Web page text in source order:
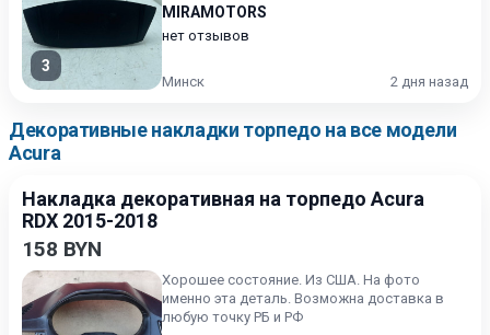
3
MIRAMOTORS
нет отзывов
Минск 2 дня назад
Декоративные накладки торпедо на все модели
Acura
Накладка декоративная на торпедо Acura
RDX 2015-2018
158 BYN
Хорошее состояние. Из США. На фото
именно эта деталь. Возможна доставка в
любую точку РБ и РФ